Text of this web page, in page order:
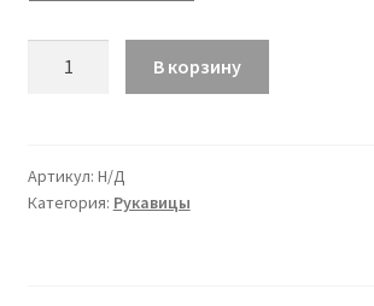
мембрана
КРЭК
В корзину
Артикул: Н/Д
Категория: Рукавицы